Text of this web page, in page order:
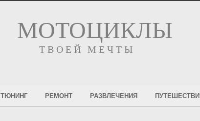
МОТОЦИКЛЫ
ТВОЕЙ МЕЧТЫ
ТЮНИНГ РЕМОНТ РАЗВЛЕЧЕНИЯ